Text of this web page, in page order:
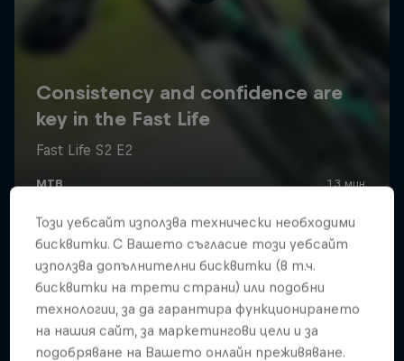
Този уебсайт използва технически необходими
бисквитки. С Вашето съгласие този уебсайт
използва допълнителни бисквитки (в т.ч.
бисквитки на трети страни) или подобни
технологии, за да гарантира функционирането
на нашия сайт, за маркетингови цели и за
подобряване на Вашето онлайн преживяване.